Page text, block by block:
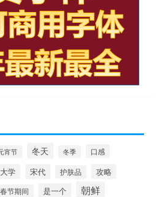
宵节 冬天 冬季 口感
大学 宋代 护肤品 攻略
春节期间 是一个 朝鲜